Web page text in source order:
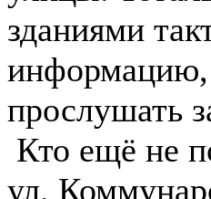
зданиями
информацию,
прослушать
Кто ещё не
ул.